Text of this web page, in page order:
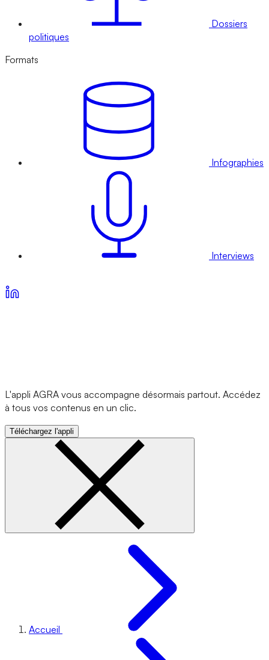
Dossiers
politiques
Formats
Infographies
Interviews
L'appli AGRA vous accompagne désormais partout. Accédez
à tous vos contenus en un clic.
Téléchargez l'appli
Accueil